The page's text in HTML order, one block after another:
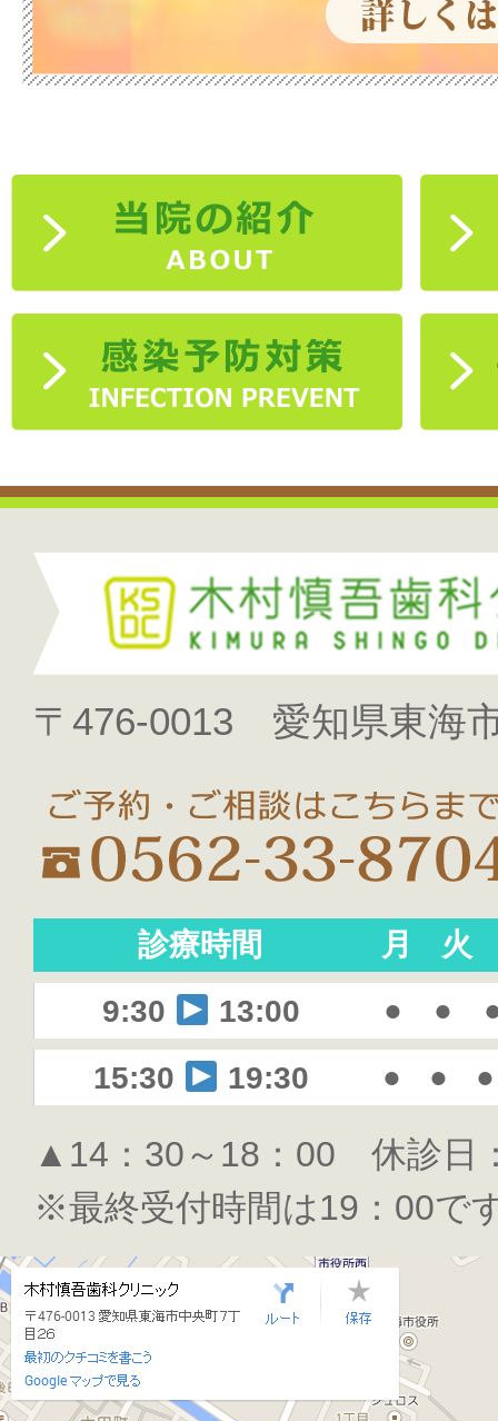
〒476-0013 愛知県東海
診療時間 月
火
9:30
13:00 ● ●
15:30
19:30 ● ● ●
▲14：30～18：00 休診日
※最終受付時間は19：00で